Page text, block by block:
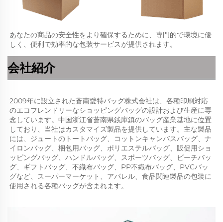
あなたの商品の安全性をより確保するために、専門的で環境に優
しく、便利で効率的な包装サービスが提供されます。
会社紹介
2009年に設立された蒼南愛特バッグ株式会社は、各種印刷対応
のエコフレンドリーなショッピングバッグの設計および生産に専
念しています。中国浙江省蒼南県銭庫鎮のバッグ産業基地に位置
しており、当社はカスタマイズ製品を提供しています。主な製品
には、ジュートのトートバッグ、コットンキャンバスバッグ、ナ
イロンバッグ、梱包用バッグ、ポリエステルバッグ、販促用ショ
ッピングバッグ、ハンドルバッグ、スポーツバッグ、ビーチバッ
グ、ギフトバッグ、不織布バッグ、PP不織布バッグ、PVCバッ
グなど、スーパーマーケット、アパレル、食品関連製品の包装に
使用される各種バッグが含まれます。